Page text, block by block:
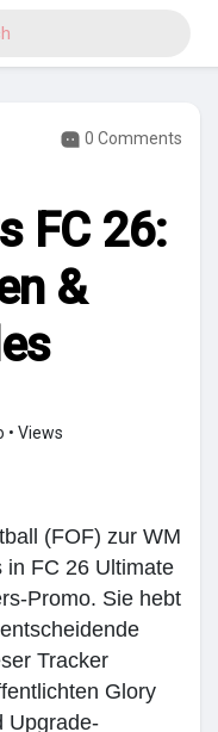
0 Comments
FC 26:
&
• Views
(FOF) zur WM
in FC 26 Ultimate
Promo. Sie hebt
Tracker
Glory
Upgrade-